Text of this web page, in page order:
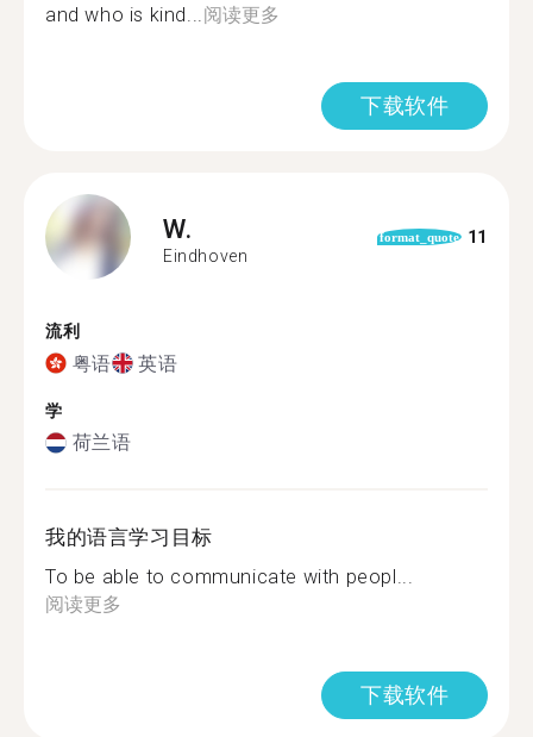
and who is kind...阅读更多
下载软件
W.
Eindhoven
format_quote 11
流利
粤语 英语
学
荷兰语
我的语言学习目标
To be able to communicate with peopl...
阅读更多
下载软件